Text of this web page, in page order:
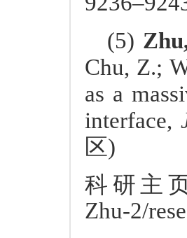
(5)
Chu, Z.;
as a
interface,
区)
科研主
Zhu-2/